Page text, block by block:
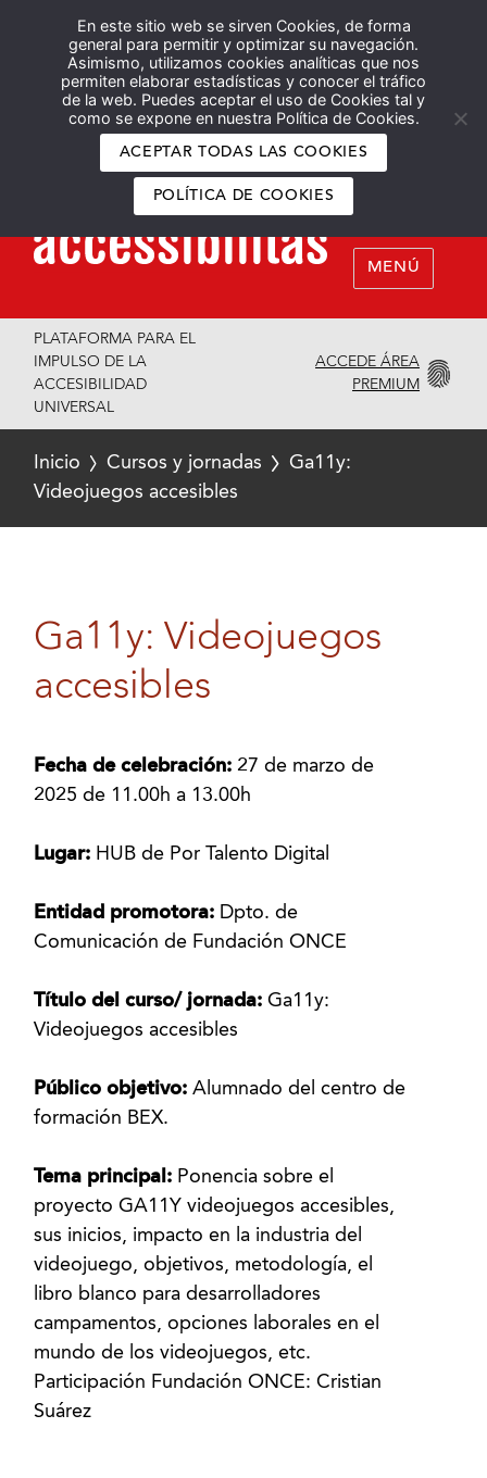
En este sitio web se sirven Cookies, de forma
general para permitir y optimizar su navegación.
Asimismo, utilizamos cookies analíticas que nos
permiten elaborar estadísticas y conocer el tráfico
de la web. Puedes aceptar el uso de Cookies tal y
como se expone en nuestra Política de Cookies.
ACEPTAR TODAS LAS COOKIES
POLÍTICA DE COOKIES
Español English
MENÚ
PLATAFORMA PARA EL
IMPULSO DE LA
ACCESIBILIDAD
UNIVERSAL
ACCEDE ÁREA
PREMIUM
Inicio Cursos y jornadas
Ga11y:
Videojuegos accesibles
Ga11y: Videojuegos
accesibles
Fecha de celebración: 27 de marzo de
2025 de 11.00h a 13.00h
Lugar: HUB de Por Talento Digital
Entidad promotora: Dpto. de
Comunicación de Fundación ONCE
Título del curso/ jornada:Ga11y:
Videojuegos accesibles
Público objetivo:Alumnado del centro de
formación BEX.
Tema principal: Ponencia sobre el
proyecto GA11Y videojuegos accesibles,
sus inicios, impacto en la industria del
videojuego, objetivos, metodología, el
libro blanco para desarrolladores
campamentos, opciones laborales en el
mundo de los videojuegos, etc.
Participación Fundación ONCE: Cristian
Suárez